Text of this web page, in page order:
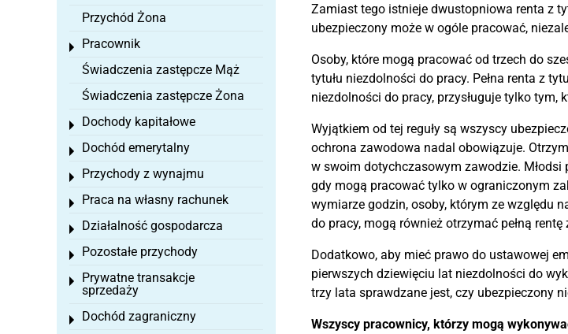
Zamiast tego istnieje dwustopniowa renta z
ubezpieczony może w ogóle pracować,
Osoby, które mogą pracować od trzech do
tytułu niezdolności do pracy. Pełna renta z
niezdolności do pracy, przysługuje tylko
Wyjątkiem od tej reguły są wszyscy
ochrona zawodowa nadal obowiązuje.
w swoim dotychczasowym zawodzie.
gdy mogą pracować tylko w ograniczonym
wymiarze godzin, osoby, którym ze względu
do pracy, mogą również otrzymać pełną
Dodatkowo, aby mieć prawo do ustawowej
pierwszych dziewięciu lat niezdolności do
trzy lata sprawdzane jest, czy ubezpieczony
Wszyscy pracownicy, którzy mogą
Przychód Żona
Pracownik
Toggle menu
Świadczenia zastępcze Mąż
Świadczenia zastępcze Żona
Dochody kapitałowe
Toggle menu
Dochód emerytalny
Toggle menu
Przychody z wynajmu
Toggle menu
Praca na własny rachunek
Toggle menu
Działalność gospodarcza
Toggle menu
Pozostałe przychody
Toggle menu
Prywatne transakcje
sprzedaży
Toggle menu
Dochód zagraniczny
Toggle menu